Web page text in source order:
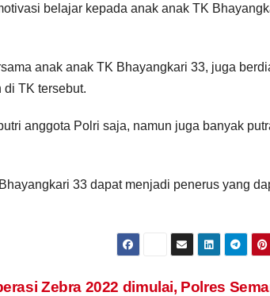
belajar kepada anak anak TK
anak anak TK Bhayangkari 33, juga
TK tersebut.
anggota Polri saja, namun juga banyak
33 dapat menjadi penerus yang
Zebra 2022 dimulai, Polres